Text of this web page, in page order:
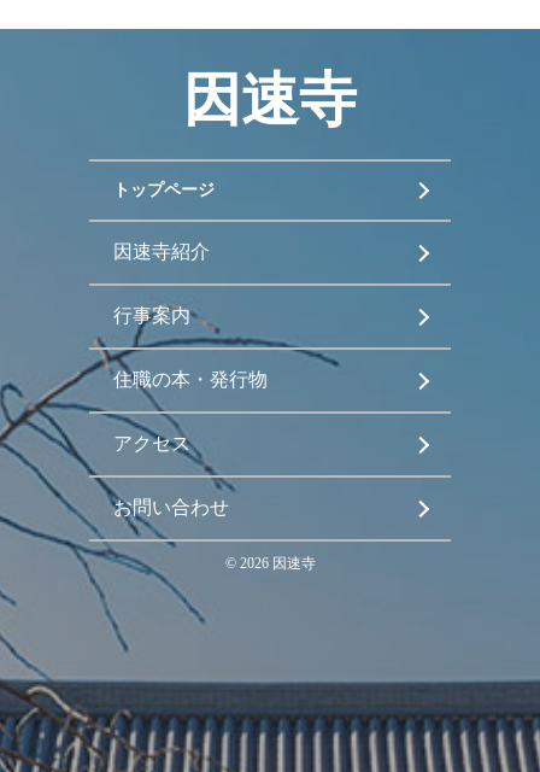
因速寺
トップページ
因速寺紹介
行事案内
住職の本・発行物
アクセス
お問い合わせ
© 2026因速寺